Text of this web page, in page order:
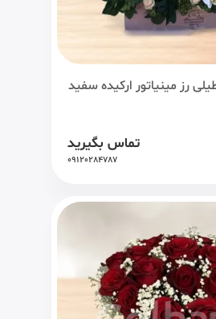
رز مینیاتور ارکیده سفید
تماس بگیرید
09120284787